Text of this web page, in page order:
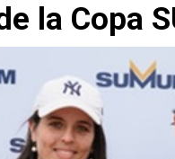
la Copa